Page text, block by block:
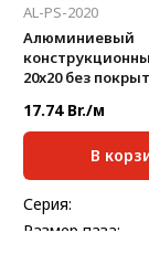
Конструкции
Услуги
AL-PS-2020
Алюминиевый
20x20 без
17.74 Br./м
В
Серия:
Размер паза: